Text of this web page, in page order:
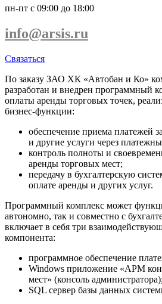
пн-пт с 09:00 до 18:00
info@arsis.ru
Связаться
По заказу ЗАО ХК «Автобан и Ко»
разработан и внедрен программный
оплаты аренды торговых точек,
бизнес-функции:
обеспечение приема платежей
и другие услуги через
контроль полноты и
аренды торговых мест;
передачу в бухгалтерскую
оплате аренды и других услуг.
Программный комплекс может
автономно, так и совместно с
включает в себя три
компонента:
программное обеспечение
Windows приложение «АРМ
мест» (консоль администратора);
SQL сервер базы данных